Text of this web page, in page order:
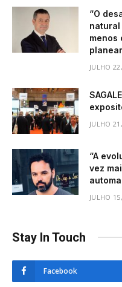
“O
natural
menos
JULHO
JULHO
“A
vez
JULHO
Stay In Touch
Facebook